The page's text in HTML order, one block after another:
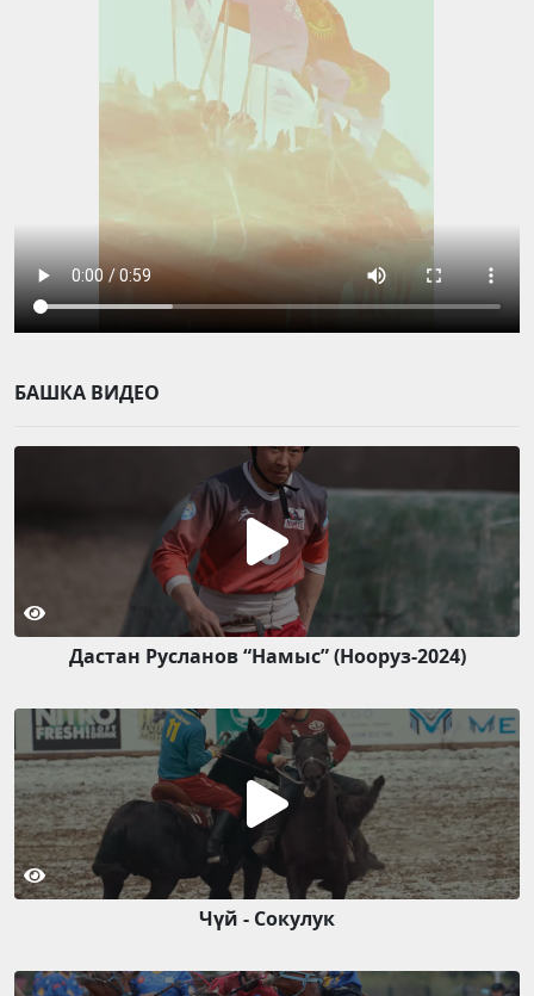
БАШКА ВИДЕО
Дастан Русланов “Намыс” (Нооруз-2024)
Чүй - Сокулук